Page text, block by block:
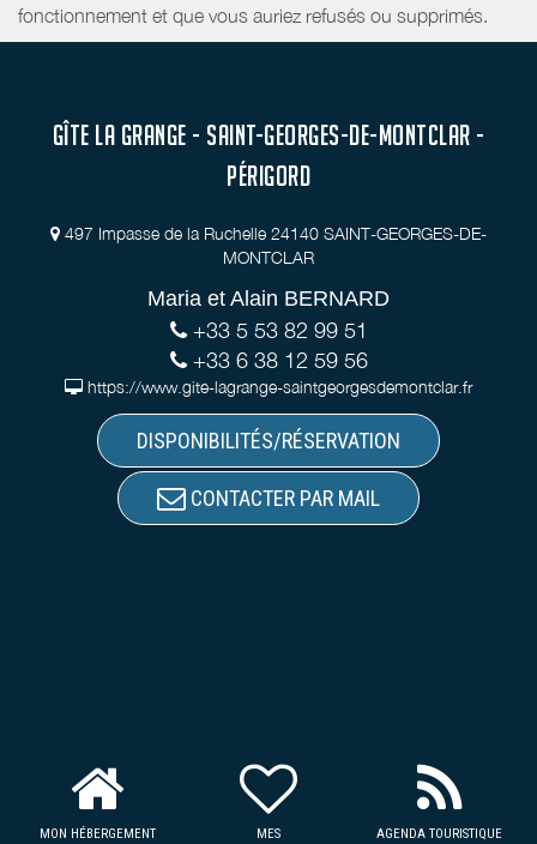
fonctionnement et que vous auriez refusés ou supprimés.
GÎTE LA GRANGE - SAINT-GEORGES-DE-MONTCLAR -
PÉRIGORD
497 Impasse de la Ruchelle 24140 SAINT-GEORGES-DE-
MONTCLAR
Maria et Alain BERNARD
+33 5 53 82 99 51
+33 6 38 12 59 56
https://www.gite-lagrange-saintgeorgesdemontclar.fr
DISPONIBILITÉS/RÉSERVATION
CONTACTER PAR MAIL
MON HÉBERGEMENT
MES
AGENDA TOURISTIQUE